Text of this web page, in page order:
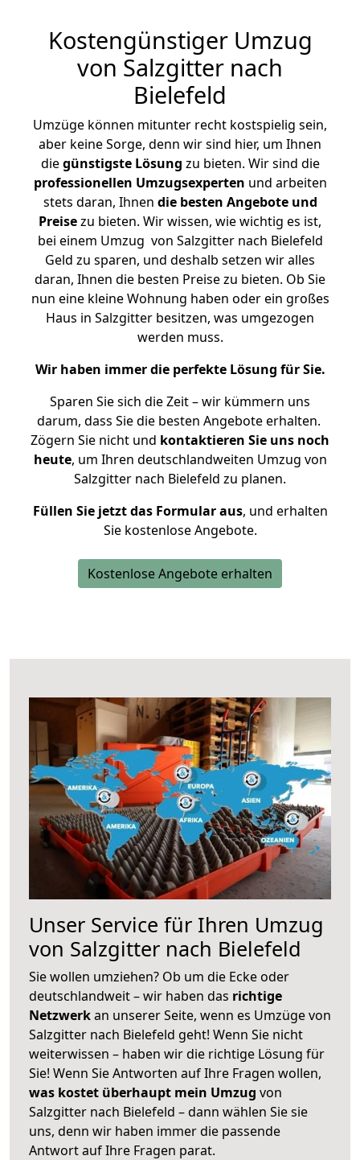
Kostengünstiger Umzug
von Salzgitter nach
Bielefeld
Umzüge können mitunter recht kostspielig sein,
aber keine Sorge, denn wir sind hier, um Ihnen
diegünstigste Lösung zu bieten. Wir sind die
professionellen Umzugsexperten und arbeiten
stets daran, Ihnen die besten Angebote und
Preisezu bieten. Wir wissen, wie wichtig es ist,
bei einem Umzug von Salzgitter nach Bielefeld
Geld zu sparen, und deshalb setzen wir alles
daran, Ihnen die besten Preise zu bieten. Ob Sie
nun eine kleine Wohnung haben oder ein großes
Haus in Salzgitter besitzen, was umgezogen
werden muss.
Wir haben immer die perfekte Lösung für Sie.
Sparen Sie sich die Zeit – wir kümmern uns
darum, dass Sie die besten Angebote erhalten.
Zögern Sie nicht und kontaktieren Sie uns noch
heute, um Ihren deutschlandweiten Umzug von
Salzgitter nach Bielefeld zu planen.
Füllen Sie jetzt das Formular aus, und erhalten
Sie kostenlose Angebote.
Kostenlose Angebote erhalten
Unser Service für Ihren Umzug
von Salzgitter nach Bielefeld
Sie wollen umziehen? Ob um die Ecke oder
deutschlandweit – wir haben das richtige
Netzwerkan unserer Seite, wenn es Umzüge von
Salzgitter nach Bielefeld geht! Wenn Sie nicht
weiterwissen – haben wir die richtige Lösung für
Sie! Wenn Sie Antworten auf Ihre Fragen wollen,
was kostet überhaupt mein Umzug von
Salzgitter nach Bielefeld – dann wählen Sie sie
uns, denn wir haben immer die passende
Antwort auf Ihre Fragen parat.